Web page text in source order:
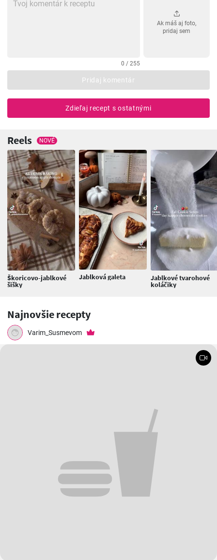
0 / 255
Ak máš aj foto,
pridaj sem
Pridaj komentár
Zdieľaj recept s ostatnými
Reels NOVÉ
Škoricovo-jablkové
šišky
Jablková galeta Jablkové tvarohové
koláčiky
Najnovšie recepty
Varim_Susmevom